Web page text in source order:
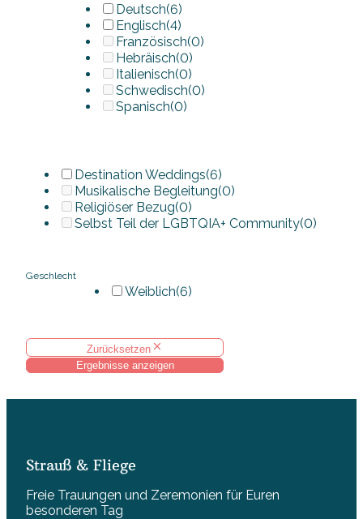
Deutsch(6)
Englisch(4)
Französisch(0)
Hebräisch(0)
Italienisch(0)
Schwedisch(0)
Spanisch(0)
Destination Weddings(6)
Musikalische Begleitung(0)
Religiöser Bezug(0)
Selbst Teil der LGBTQIA+ Community(0)
Geschlecht
Weiblich(6)
Zurücksetzen
Ergebnisse anzeigen
Strauß & Fliege
Freie Trauungen und Zeremonien für Euren
besonderen Tag